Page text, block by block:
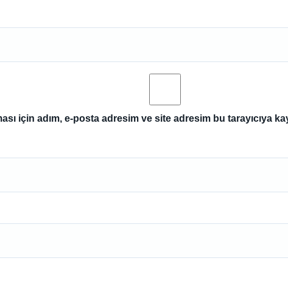
için adım, e-posta adresim ve site adresim bu tarayıcıya